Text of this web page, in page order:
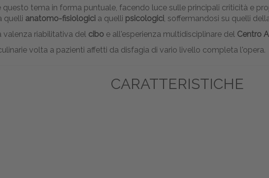
tema in forma puntuale, facendo luce sulle principali criticità e
quelli anatomo-fisiologici a quelli psicologici , soffermandosi su quelli
riabilitativa del cibo e all'esperienza multidisciplinare del Centro
volta a pazienti affetti da disfagia di vario livello completa l'opera.
CARATTERISTICHE